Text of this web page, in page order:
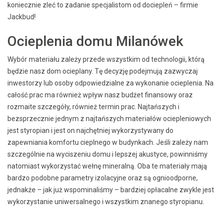
koniecznie zleć to zadanie specjalistom od dociepleń – firmie
Jackbud!
Ocieplenia domu Milanówek
Wybór materiału zależy przede wszystkim od technologii, którą
będzie nasz dom ocieplany. Tę decyzję podejmują zazwyczaj
inwestorzy lub osoby odpowiedzialne za wykonanie ocieplenia. Na
całość prac ma również wpływ nasz budżet finansowy oraz
rozmaite szczegóły, również termin prac. Najtańszych i
bezsprzecznie jednym z najtańszych materiałów ociepleniowych
jest styropian i jest on najchętniej wykorzystywany do
zapewniania komfortu cieplnego w budynkach. Jeśli zależy nam
szczególnie na wyciszeniu domu i lepszej akustyce, powinniśmy
natomiast wykorzystać wełnę mineralną. Oba te materiały mają
bardzo podobne parametry izolacyjne oraz są ognioodporne,
jednakże – jak już wspominaliśmy – bardziej opłacalne zwykle jest
wykorzystanie uniwersalnego i wszystkim znanego styropianu.